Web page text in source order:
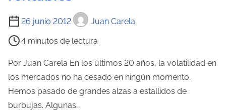
a
d
e
l
a
e
n
26 junio 2012 Juan Carela
T
e
m
p
o
d
4 minutos de lectura
Por Juan Carela En los últimos 20 años, la volatilidad en
los mercados no ha cesado en ningún momento.
Hemos pasado de grandes alzas a estallidos de
burbujas. Algunas…